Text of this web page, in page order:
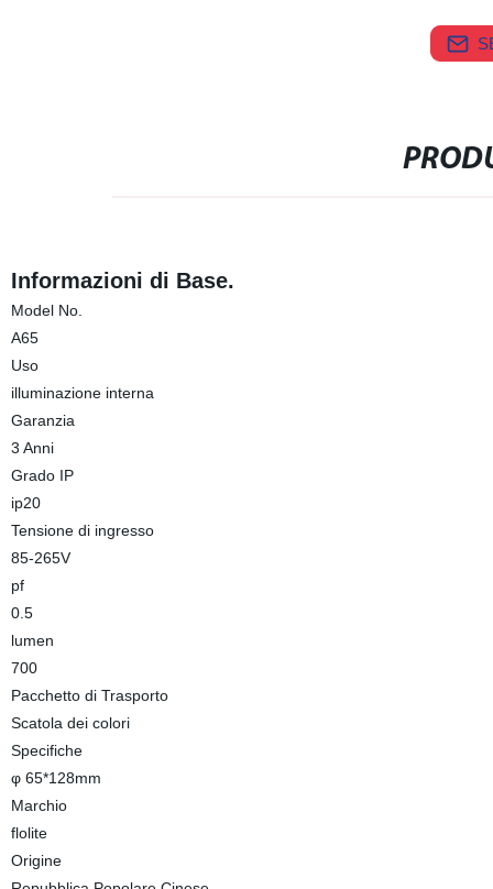
Informazioni di Base.
Model No.
A65
Uso
illuminazione interna
Garanzia
3 Anni
Grado IP
ip20
Tensione di ingresso
85-265V
pf
0.5
lumen
700
Pacchetto di Trasporto
Scatola dei colori
Specifiche
φ 65*128mm
Marchio
flolite
Origine